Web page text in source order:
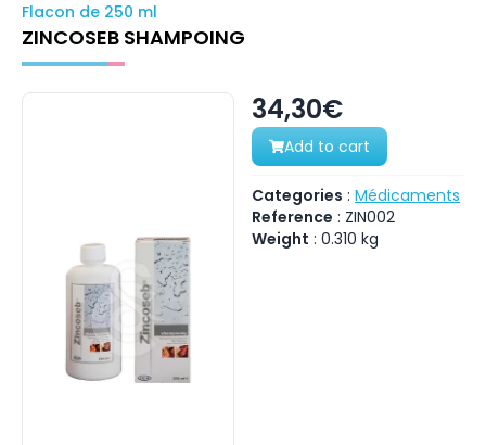
Flacon de 250 ml
ZINCOSEB SHAMPOING
34,30€
Add to cart
Categories : Médicaments
Reference : ZIN002
Weight : 0.310 kg